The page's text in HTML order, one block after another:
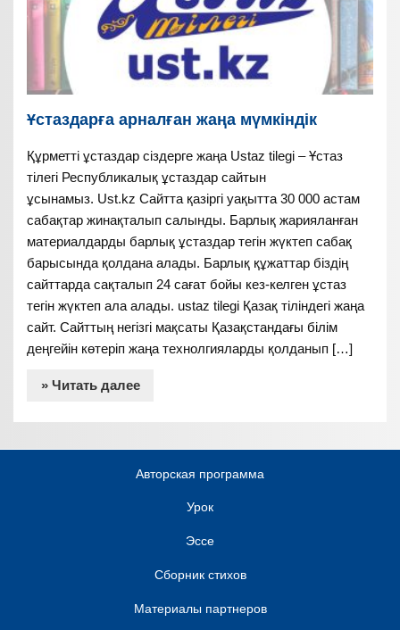
Ұстаздарға арналған жаңа мүмкіндік
Құрметті ұстаздар сіздерге жаңа Ustaz tilegi – Ұстаз
тілегі Республикалық ұстаздар сайтын
ұсынамыз. Ust.kz Сайтта қазіргі уақытта 30 000 астам
сабақтар жинақталып салынды. Барлық жарияланған
материалдарды барлық ұстаздар тегін жүктеп сабақ
барысында қолдана алады. Барлық құжаттар біздің
сайттарда сақталып 24 сағат бойы кез-келген ұстаз
тегін жүктеп ала алады. ustaz tilegi Қазақ тіліндегі жаңа
сайт. Сайттың негізгі мақсаты Қазақстандағы білім
деңгейін көтеріп жаңа технолгияларды қолданып […]
» Читать далее
Авторская программа
Урок
Эссе
Сборник стихов
Материалы партнеров